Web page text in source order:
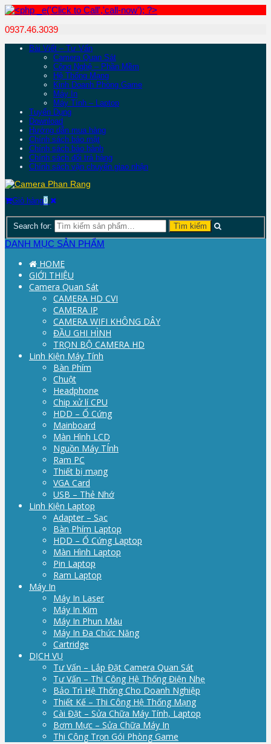
0937.46.3039
Bài Viết – Tư Vấn
Camera Quan Sát
Công Nghệ – Phần Mềm
Hệ Thống Mạng
Kinh Doanh Phòng Game
Máy In
Máy Tính – Laptop
Tuyển Dụng
Download
Hướng dẫn mua hàng
Chính sách bảo mật
Chính sách bảo hành
Chính sách đổi trả hàng
Chính sách vận chuyển giao nhận
Giỏ hàng0
Search for:
DANH MỤC SẢN PHẨM
HOME
GIỚI THIỆU
Camera Quan Sát
CAMERA HD CVI
CAMERA IP
CAMERA WIFI KHÔNG DÂY
ĐẦU GHI HÌNH
TRỌN BỘ CAMERA HD
Linh Kiện Máy Tính
Bàn Phím
Chuột
Headphone
Chip xử lí CPU
HDD – Ổ Cứng
Mainboard
Màn Hình LCD
Nguồn Máy TÍnh
Ram PC
Thiết bị mạng
VGA Card
USB – Thẻ Nhớ
Linh Kiện Laptop
Adapter – Sạc
Bàn Phím Laptop
HDD – Ổ Cứng Laptop
Màn Hình Laptop
Pin Laptop
Ram Laptop
Máy In
Máy In Laser
Máy In Kim
Máy In Phun Màu
Máy In Đa Chức Năng
Cartridge
DỊCH VỤ
Tư Vấn – Lắp Đặt Camera Quan Sát
Tư Vấn – Thi Công Hệ Thống Điện Nhẹ
Bảo Trì Hệ Thống Cho Doanh Nghiệp
Thiết Kế – Thi Công Hệ Thống Mạng
Cài Đặt – Sửa Chữa Máy Tính, Laptop
Bơm Mực – Sửa Chữa Máy In
Thi Công Trọn Gói Phòng Game